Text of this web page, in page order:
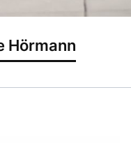
Hörmann